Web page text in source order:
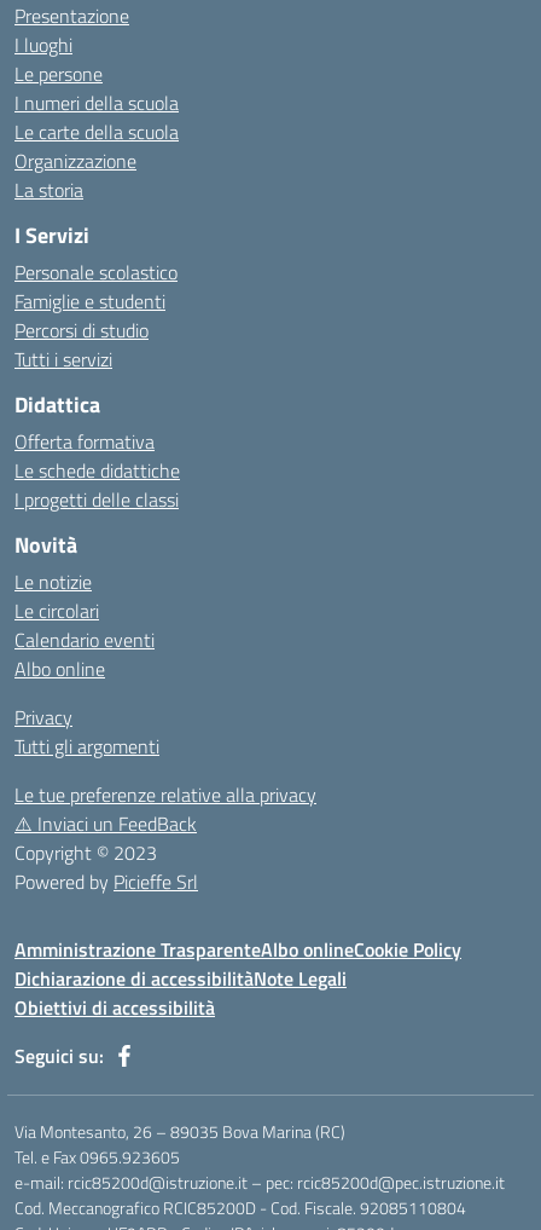
Presentazione
I luoghi
Le persone
I numeri della scuola
Le carte della scuola
Organizzazione
La storia
I Servizi
Personale scolastico
Famiglie e studenti
Percorsi di studio
Tutti i servizi
Didattica
Offerta formativa
Le schede didattiche
I progetti delle classi
Novità
Le notizie
Le circolari
Calendario eventi
Albo online
Privacy
Tutti gli argomenti
Le tue preferenze relative alla privacy
⚠️ Inviaci un FeedBack
Copyright © 2023
Powered by Picieffe Srl
Amministrazione TrasparenteAlbo onlineCookie Policy
Dichiarazione di accessibilitàNote Legali
Obiettivi di accessibilità
Seguici su:
Via Montesanto, 26 – 89035 Bova Marina (RC)
Tel. e Fax 0965.923605
e-mail: rcic85200d@istruzione.it – pec: rcic85200d@pec.istruzione.it
Cod. Meccanografico RCIC85200D - Cod. Fiscale. 92085110804